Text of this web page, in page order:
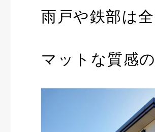
雨戸や鉄部は
マットな質感